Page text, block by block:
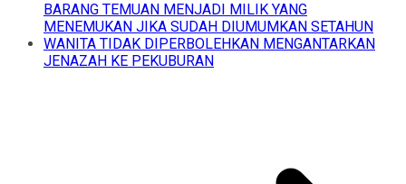
BARANG TEMUAN MENJADI MILIK YANG
MENEMUKAN JIKA SUDAH DIUMUMKAN SETAHUN
WANITA TIDAK DIPERBOLEHKAN MENGANTARKAN
JENAZAH KE PEKUBURAN